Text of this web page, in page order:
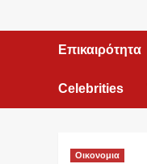
Επικαιρότητα
Celebrities
Οικονομια